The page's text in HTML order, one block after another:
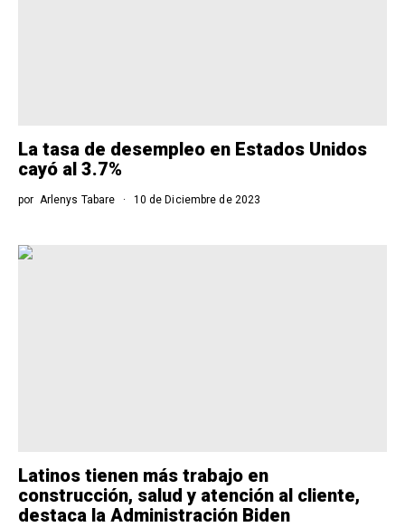
La tasa de desempleo en Estados Unidos
cayó al 3.7%
por Arlenys Tabare 10 de Diciembre de 2023
Latinos tienen más trabajo en
construcción, salud y atención al cliente,
destaca la Administración Biden